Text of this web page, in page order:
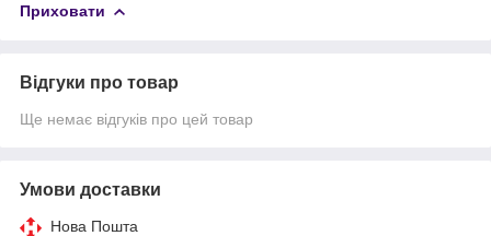
Приховати
Відгуки про товар
Ще немає відгуків про цей товар
Умови доставки
Нова Пошта